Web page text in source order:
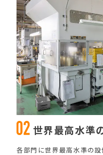
世界最高水準
各部門に世界最高水準の